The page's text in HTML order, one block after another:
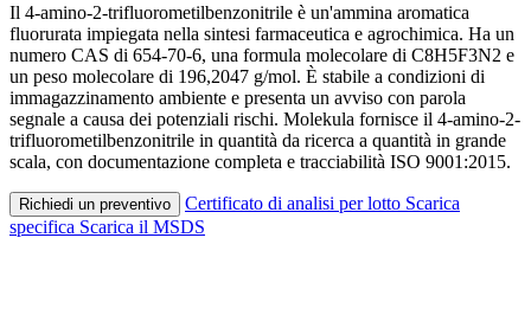
Il 4-amino-2-trifluorometilbenzonitrile è un'ammina aromatica
fluorurata impiegata nella sintesi farmaceutica e agrochimica. Ha un
numero CAS di 654-70-6, una formula molecolare di C8H5F3N2 e
un peso molecolare di 196,2047 g/mol. È stabile a condizioni di
immagazzinamento ambiente e presenta un avviso con parola
segnale a causa dei potenziali rischi. Molekula fornisce il 4-amino-2-
trifluorometilbenzonitrile in quantità da ricerca a quantità in grande
scala, con documentazione completa e tracciabilità ISO 9001:2015.
Richiedi un preventivo Certificato di analisi per lotto Scarica
specifica Scarica il MSDS